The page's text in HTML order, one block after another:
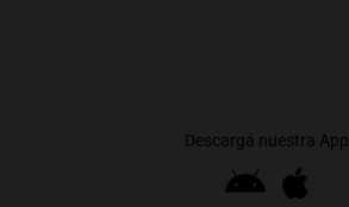
Descargá nuestra App